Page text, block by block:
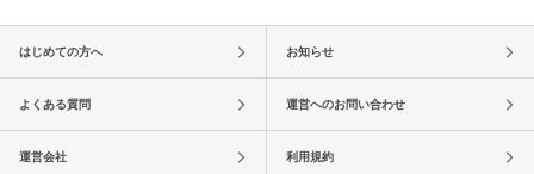
はじめての方へ お知らせ
よくある質問 運営へのお問い合わせ
運営会社 利用規約